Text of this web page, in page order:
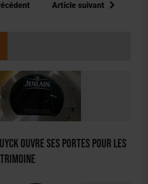
Article suivant
ouvre ses portes pour les